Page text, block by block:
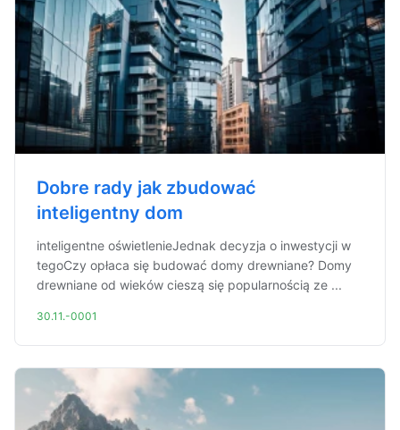
Dobre rady jak zbudować
inteligentny dom
inteligentne oświetlenieJednak decyzja o inwestycji w
tegoCzy opłaca się budować domy drewniane? Domy
drewniane od wieków cieszą się popularnością ze ...
30.11.-0001